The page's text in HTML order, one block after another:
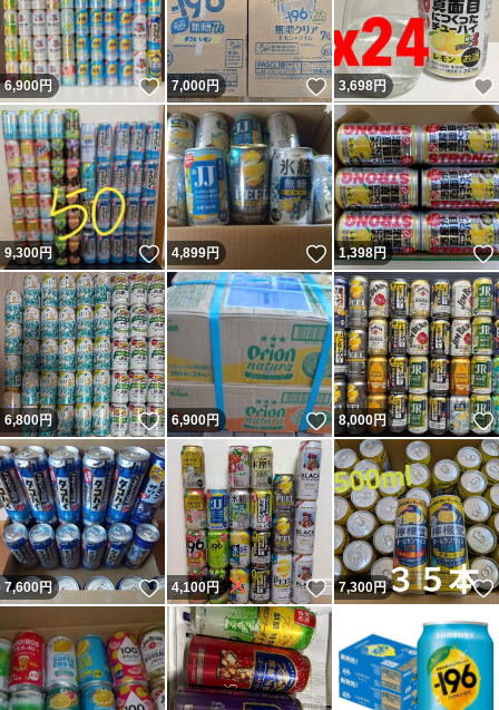
6,900円 いいね！
7,000円 いいね！
3,698円
9,300円 いいね！
4,899円 いいね！
1,398円
6,800円 いいね！
6,900円 いいね！
8,000円
7,600円 いいね！
4,100円 いいね！
7,300円